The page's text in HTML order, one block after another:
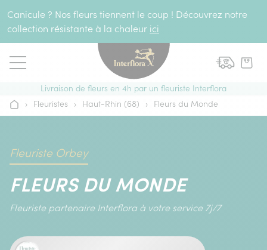
Canicule ? Nos fleurs tiennent le coup ! Découvrez notre
collection résistante à la chaleur ici
Livraison de fleurs en 4h par un fleuriste Interflora
Accueil
› Fleuristes › Haut-Rhin (68) › Fleurs du Monde
Fleuriste Orbey
FLEURS DU MONDE
Fleuriste partenaire Interflora à votre service 7j/7